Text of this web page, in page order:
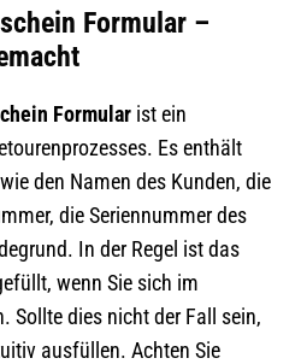
Formular –
Formular ist ein
Es enthält
den Namen des Kunden, die
die Seriennummer des
In der Regel ist das
wenn Sie sich im
Sollte dies nicht der Fall sein,
ausfüllen. Achten Sie